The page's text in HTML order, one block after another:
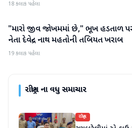
18 કલાક પહેલા
રાષ્ટ્રીય
"મારો જીવ જોખમમાં છે," ભૂખ હડતાળ પર
નેતા દેવેન્દ્ર નાથ મહતોની તબિયત ખરાબ
19 કલાક પહેલા
રાષ્ટ્રીયના વધુ સમાચાર
રાષ્ટ્રીય